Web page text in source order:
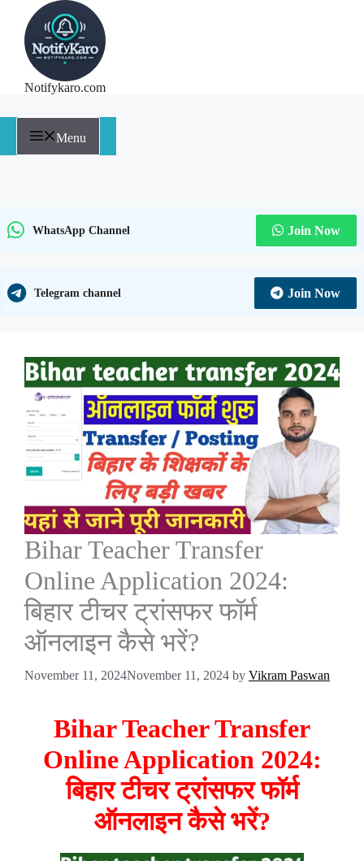
Notifykaro.com
Menu
WhatsApp Channel Join Now
Telegram channel Join Now
Bihar Teacher Transfer
Online Application 2024:
बिहार टीचर ट्रांसफर फॉर्म
ऑनलाइन कैसे भरें?
November 11, 2024November 11, 2024 by Vikram Paswan
Bihar Teacher Transfer
Online Application 2024:
बिहार टीचर ट्रांसफर फॉर्म
ऑनलाइन कैसे भरें?